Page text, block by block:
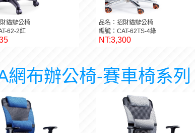
貓辦公椅
62-2紅
品名：招財貓辦公椅
編號：CAT-62TS-4綠
NT:3,300
網布辦公椅-賽車椅系列